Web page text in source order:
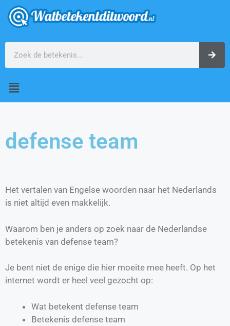
defense team
Het vertalen van Engelse woorden naar het Nederlands
is niet altijd even makkelijk.
Waarom ben je anders op zoek naar de Nederlandse
betekenis van defense team?
Je bent niet de enige die hier moeite mee heeft. Op het
internet wordt er heel veel gezocht op:
Wat betekent defense team
Betekenis defense team